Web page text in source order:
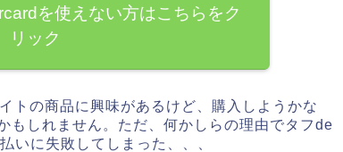
を使えない方はこちらをク
リック
トの商品に興味があるけど、購入しようかな
もしれません。ただ、何かしらの理由でタフde
いに失敗してしまった、、、